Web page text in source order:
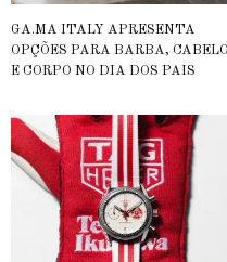
GA.MA ITALY APRESENTA
OPÇÕES PARA BARBA, CABELO
E CORPO NO DIA DOS PAIS